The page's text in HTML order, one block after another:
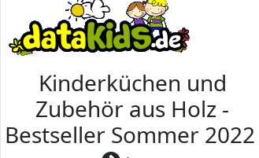
Kinderküchen und
Zubehör aus Holz -
Bestseller Sommer 2022